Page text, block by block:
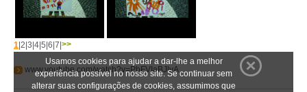
1 2 3 4 5 6 7 >>
www.youtube.com/watch?v=PbFVIaBJlvA
Usamos cookies para ajudar a dar-lhe a melhor
experiência possível no nosso site. Se continuar sem
alterar suas configurações de cookies, assumimos que